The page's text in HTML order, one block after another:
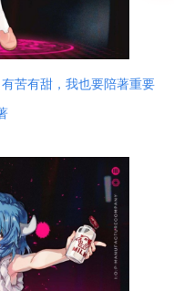
苦有甜，我也要陪著重要